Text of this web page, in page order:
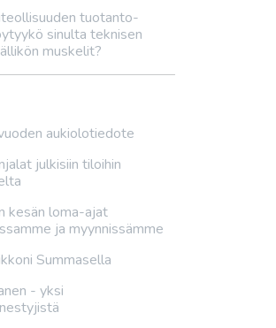
tuotanto-
sinulta teknisen
muskelit?
aukiolotiedote
julkisiin tiloihin
kesän loma-ajat
ja myynnissämme
Summasella
- yksi